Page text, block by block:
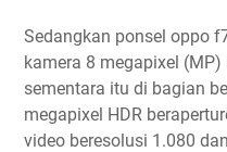
Sedangkan ponsel oppo
kamera 8 megapixel
sementara itu di bagian
megapixel HDR
video beresolusi 1.080